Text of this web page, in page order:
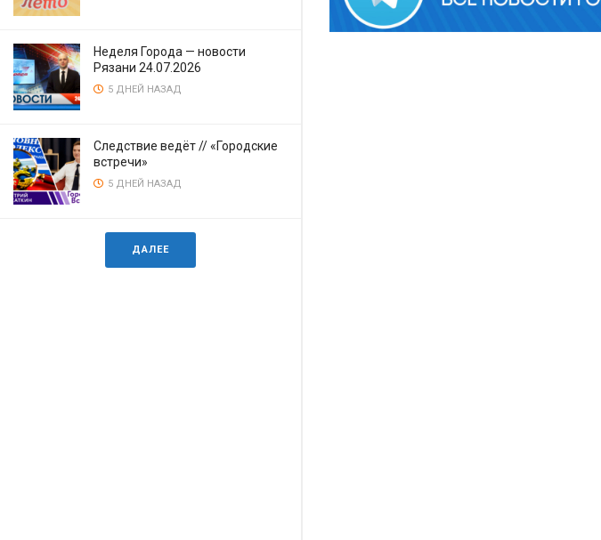
Неделя Города — новости
Рязани 24.07.2026
5 ДНЕЙ НАЗАД
Следствие ведёт // «Городские
встречи»
5 ДНЕЙ НАЗАД
ДАЛЕЕ